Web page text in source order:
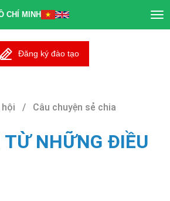
CHÍ MINH
Đăng ký đào tạo
hội / Câu chuyện sẻ chia
NHỮNG ĐIỀU